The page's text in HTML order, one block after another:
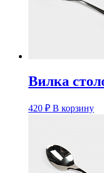
Вилка
420 ₽ В корзину